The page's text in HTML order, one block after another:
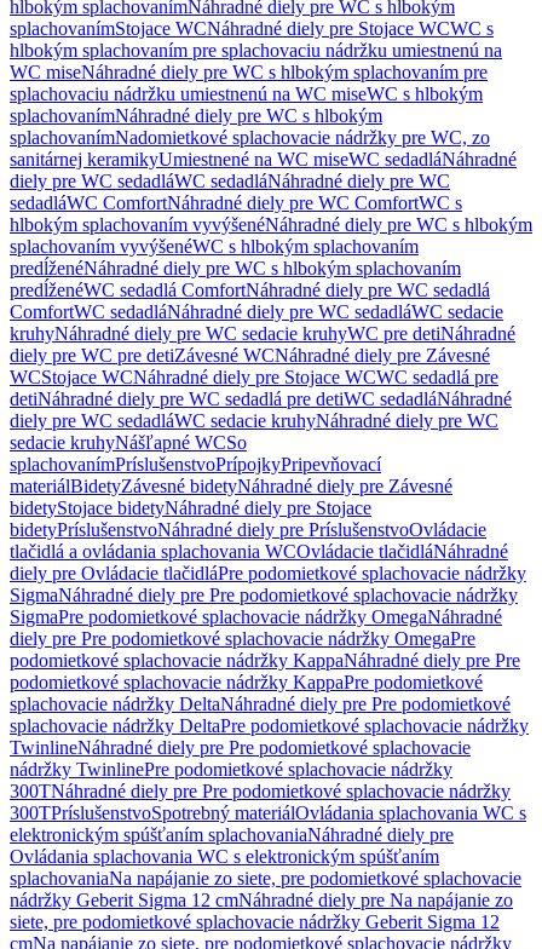
hlbokým splachovanímNáhradné diely pre WC s hlbokým
splachovanímStojace WCNáhradné diely pre Stojace WCWC s
hlbokým splachovaním pre splachovaciu nádržku umiestnenú na
WC miseNáhradné diely pre WC s hlbokým splachovaním pre
splachovaciu nádržku umiestnenú na WC miseWC s hlbokým
splachovanímNáhradné diely pre WC s hlbokým
splachovanímNadomietkové splachovacie nádržky pre WC, zo
sanitárnej keramikyUmiestnené na WC miseWC sedadláNáhradné
diely pre WC sedadláWC sedadláNáhradné diely pre WC
sedadláWC ComfortNáhradné diely pre WC ComfortWC s
hlbokým splachovaním vyvýšenéNáhradné diely pre WC s hlbokým
splachovaním vyvýšenéWC s hlbokým splachovaním
predĺženéNáhradné diely pre WC s hlbokým splachovaním
predĺženéWC sedadlá ComfortNáhradné diely pre WC sedadlá
ComfortWC sedadláNáhradné diely pre WC sedadláWC sedacie
kruhyNáhradné diely pre WC sedacie kruhyWC pre detiNáhradné
diely pre WC pre detiZávesné WCNáhradné diely pre Závesné
WCStojace WCNáhradné diely pre Stojace WCWC sedadlá pre
detiNáhradné diely pre WC sedadlá pre detiWC sedadláNáhradné
diely pre WC sedadláWC sedacie kruhyNáhradné diely pre WC
sedacie kruhyNášľapné WCSo
splachovanímPríslušenstvoPrípojkyPripevňovací
materiálBidetyZávesné bidetyNáhradné diely pre Závesné
bidetyStojace bidetyNáhradné diely pre Stojace
bidetyPríslušenstvoNáhradné diely pre PríslušenstvoOvládacie
tlačidlá a ovládania splachovania WCOvládacie tlačidláNáhradné
diely pre Ovládacie tlačidláPre podomietkové splachovacie nádržky
SigmaNáhradné diely pre Pre podomietkové splachovacie nádržky
SigmaPre podomietkové splachovacie nádržky OmegaNáhradné
diely pre Pre podomietkové splachovacie nádržky OmegaPre
podomietkové splachovacie nádržky KappaNáhradné diely pre Pre
podomietkové splachovacie nádržky KappaPre podomietkové
splachovacie nádržky DeltaNáhradné diely pre Pre podomietkové
splachovacie nádržky DeltaPre podomietkové splachovacie nádržky
TwinlineNáhradné diely pre Pre podomietkové splachovacie
nádržky TwinlinePre podomietkové splachovacie nádržky
300TNáhradné diely pre Pre podomietkové splachovacie nádržky
300TPríslušenstvoSpotrebný materiálOvládania splachovania WC s
elektronickým spúšťaním splachovaniaNáhradné diely pre
Ovládania splachovania WC s elektronickým spúšťaním
splachovaniaNa napájanie zo siete, pre podomietkové splachovacie
nádržky Geberit Sigma 12 cmNáhradné diely pre Na napájanie zo
siete, pre podomietkové splachovacie nádržky Geberit Sigma 12
cmNa napájanie zo siete, pre podomietkové splachovacie nádržky